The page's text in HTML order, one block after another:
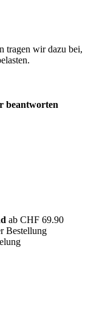
tragen wir dazu bei,
beantworten
ab CHF 69.90
Bestellung